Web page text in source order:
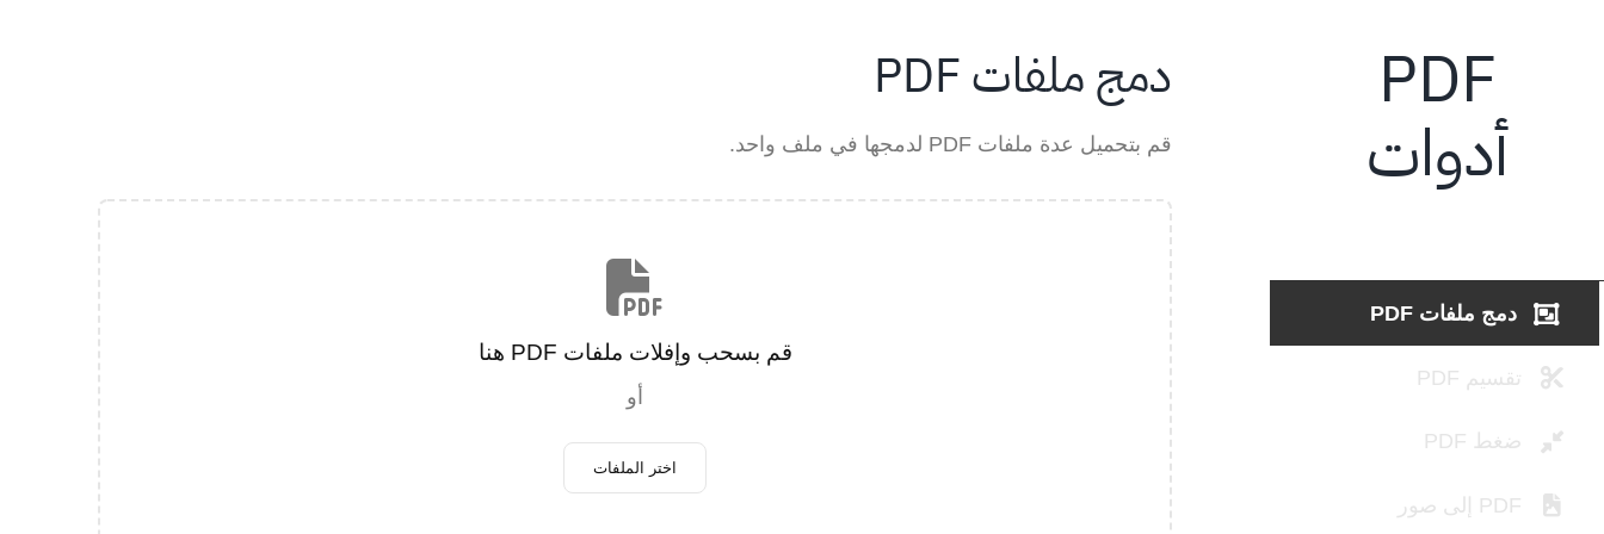
PDF
أدوات
دمج ملفات PDF
تقسيم PDF
ضغط PDF
PDF إلى صور
دمج ملفات PDF
قم بتحميل عدة ملفات PDF لدمجها في ملف واحد.
قم بسحب وإفلات ملفات PDF هنا
أو
اختر الملفات